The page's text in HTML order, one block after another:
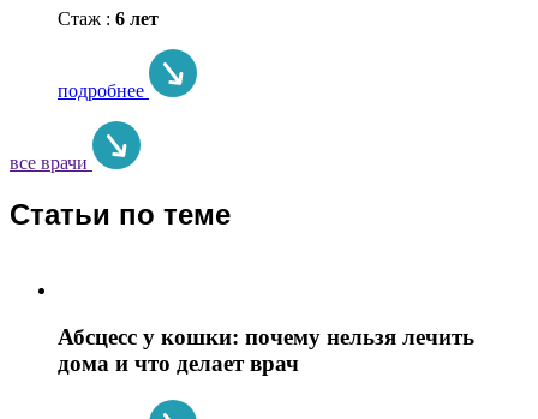
Стаж : 6 лет
подробнее
все врачи
Статьи по теме
Абсцесс у кошки: почему нельзя лечить
дома и что делает врач